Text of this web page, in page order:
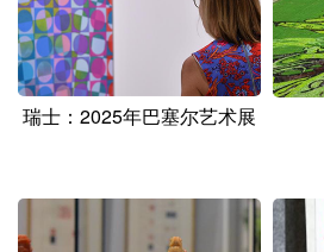
广东 广西
四川 贵州
甘肃
瑞士：2025年巴塞尔艺术展